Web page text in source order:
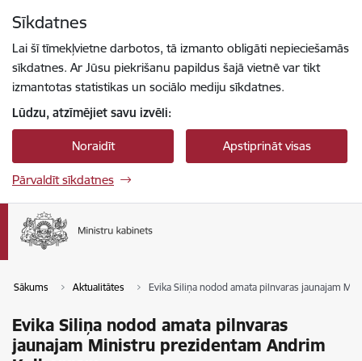
Sīkdatnes
Lai šī tīmekļvietne darbotos, tā izmanto obligāti nepieciešamās
sīkdatnes. Ar Jūsu piekrišanu papildus šajā vietnē var tikt
izmantotas statistikas un sociālo mediju sīkdatnes.
Lūdzu, atzīmējiet savu izvēli:
Noraidīt Apstiprināt visas
Pārvaldīt sīkdatnes
Sākums Aktualitātes Evika Siliņa nodod amata pilnvaras jaunajam
Evika Siliņa nodod amata pilnvaras
jaunajam Ministru prezidentam Andrim